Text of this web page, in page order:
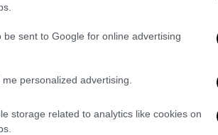
sent to Google for online advertising
personalized advertising.
storage related to analytics like cookies on